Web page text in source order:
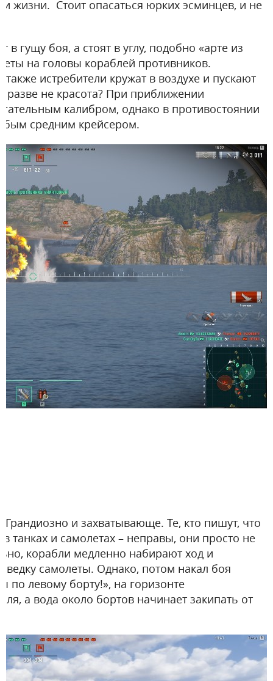
жизни. Стоит опасаться юрких эсминцев, и не
гущу боя, а стоят в углу, подобно «арте из
на головы кораблей противников.
истребители кружат в воздухе и пускают
разве не красота? При приближении
калибром, однако в противостоянии
средним крейсером.
и захватывающе. Те, кто пишут, что
танках и самолетах – неправы, они просто не
корабли медленно набирают ход и
самолеты. Однако, потом накал боя
по левому борту!», на горизонте
а вода около бортов начинает закипать от